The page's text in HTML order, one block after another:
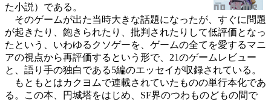
た小説）である。
そのゲームが出た当時大きな話題になったが、すぐに問題
が起きたり、飽きられたり、批判されたりして低評価となっ
たという、いわゆるクソゲーを、ゲームの全てを愛するマニ
アの視点から再評価するという形で、21のゲームレビュー
と、語り手の独白である5編のエッセイが収録されている。
もともとはカクヨムで連載されていたものの単行本化であ
る。この本、円城塔をはじめ、SF界のつわものどもの間で